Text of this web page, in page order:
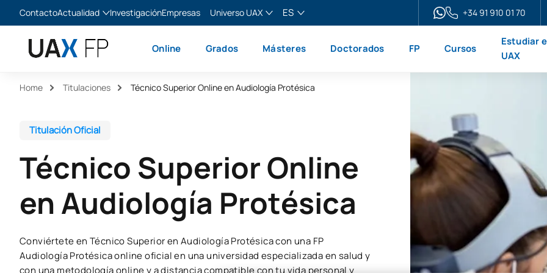
ContactoActualidad
Noticias
InvestigaciónEmpresas
Universo UAX
XTART
ES
English
Italiano
+34 91 910 01 70
Online Grados Másteres Doctorados FP Cursos
Estudiar
UAX
Home Titulaciones Técnico Superior Online en Audiología Protésica
Titulación Oficial
Técnico Superior Online
en Audiología Protésica
Conviértete en Técnico Superior en Audiología Protésica con una FP
Audiología Protésica online oficial en una universidad especializada en salud y
con una metodología online y a distancia compatible con tu vida personal y